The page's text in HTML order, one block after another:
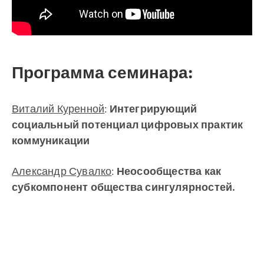
Программа семинара:
Виталий Куренной: Интегрирующий
социальный потенциал цифровых практик
коммуникации
Александр Сувалко: Неосообщества как
субкомпонент общества сингулярностей.